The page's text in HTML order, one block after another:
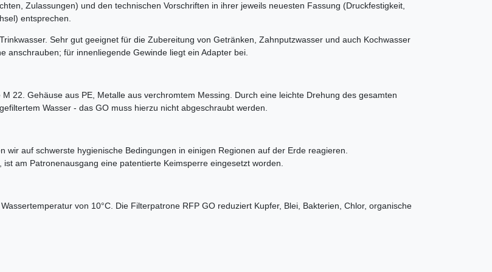
Zulassungen) und den technischen Vorschriften in ihrer jeweils neuesten Fassung (Druckfestigkeit,
entsprechen.
Sehr gut geeignet für die Zubereitung von Getränken, Zahnputzwasser und auch Kochwasser
anschrauben; für innenliegende Gewinde liegt ein Adapter bei.
22. Gehäuse aus PE, Metalle aus verchromtem Messing. Durch eine leichte Drehung des gesamten
Wasser - das GO muss hierzu nicht abgeschraubt werden.
auf schwerste hygienische Bedingungen in einigen Regionen auf der Erde reagieren.
am Patronenausgang eine patentierte Keimsperre eingesetzt worden.
von 10°C. Die Filterpatrone RFP GO reduziert Kupfer, Blei, Bakterien, Chlor, organische